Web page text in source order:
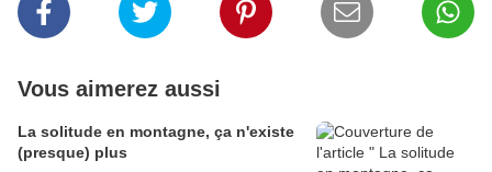
Vous aimerez aussi
La solitude en montagne, ça n'existe
(presque) plus